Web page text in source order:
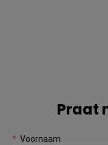
Praat
Voornaam
*